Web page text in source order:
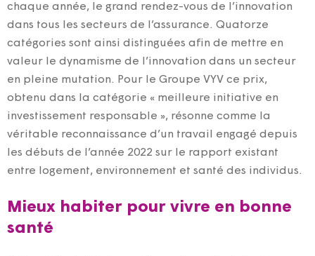
chaque année, le grand rendez-vous de l’innovation
dans tous les secteurs de l’assurance. Quatorze
catégories sont ainsi distinguées afin de mettre en
valeur le dynamisme de l’innovation dans un secteur
en pleine mutation. Pour le Groupe VYV ce prix,
obtenu dans la catégorie « meilleure initiative en
investissement responsable », résonne comme la
véritable reconnaissance d’un travail engagé depuis
les débuts de l’année 2022 sur le rapport existant
entre logement, environnement et santé des individus.
Mieux habiter pour vivre en bonne
santé